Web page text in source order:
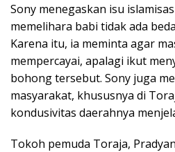
Sony menegaskan isu
memelihara babi tidak ada
Karena itu, ia meminta agar
mempercayai, apalagi ikut
bohong tersebut. Sony juga
masyarakat, khususnya di
kondusivitas daerahnya
Tokoh pemuda Toraja,